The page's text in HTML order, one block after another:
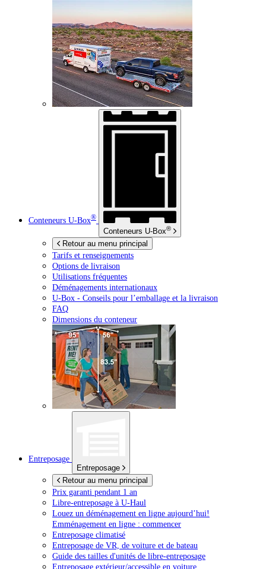
Conteneurs U-Box®
Conteneurs U-Box®
Retour au menu principal
Tarifs et renseignements
Options de livraison
Utilisations fréquentes
Déménagements internationaux
U-Box - Conseils pour l’emballage et la livraison
FAQ
Dimensions du conteneur
Entreposage
Entreposage
Retour au menu principal
Prix garanti pendant 1 an
Libre-entreposage à U-Haul
Louez un déménagement en ligne aujourd’hui!
Emménagement en ligne : commencer
Entreposage climatisé
Entreposage de VR, de voiture et de bateau
Guide des tailles d'unités de libre-entreposage
Entreposage extérieur/accessible en voiture